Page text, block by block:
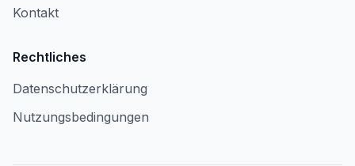
Kontakt
Rechtliches
Datenschutzerklärung
Nutzungsbedingungen